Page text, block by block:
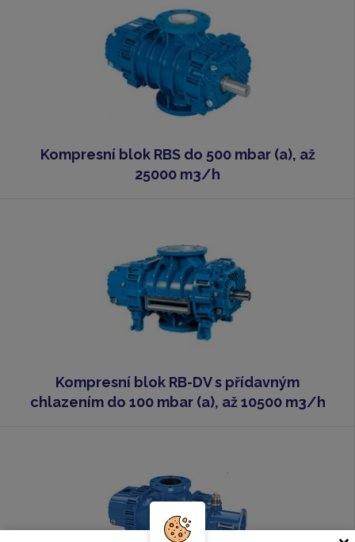
Kompresní blok RBS do 500 mbar (a), až
25000 m3/h
Kompresní blok RB-DV s přídavným
chlazením do 100 mbar (a), až 10500 m3/h